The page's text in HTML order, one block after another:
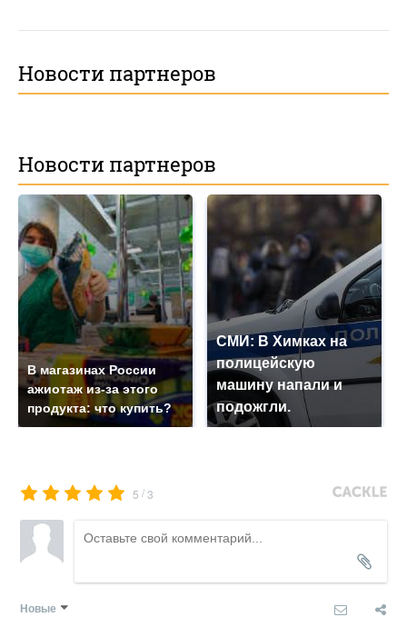
Новости партнеров
Новости партнеров
В магазинах России
ажиотаж из-за этого
продукта: что купить?
СМИ: В Химках на
полицейскую
машину напали и
подожгли.
5 /3
Новые